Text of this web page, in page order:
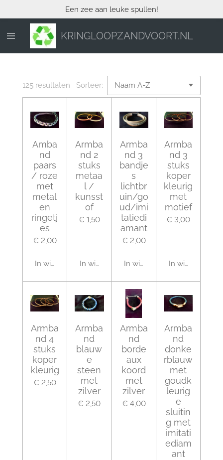
direct
naar
hoofdinhoud
KRINGLOOPZANDVOORT.NL
Een zee aan leuke spullen!
125 resultaten Sorteer:
Amba
nd
paars
/ roze
met
metal
en
ringetj
es
€ 2,00
In winkelwagen
Armba
nd 2
stuks
metaa
l /
kunsst
of
€ 1,50
In winkelwagen
Armba
nd 3
bandje
s
lichtbr
uin/go
ud/imi
tatiedi
amant
€ 2,00
In winkelwagen
Armba
nd 3
stuks
koper
kleurig
met
motief
€ 3,00
In winkelwagen
Armba
nd 4
stuks
koper
kleurig
€ 2,50
Armba
nd
blauw
e
steen
met
zilver
€ 2,50
Armba
nd
borde
aux
koord
met
zilver
€ 4,00
Armba
nd
donke
rblauw
met
goudk
leurig
e
sluitin
g met
imitati
ediam
ant